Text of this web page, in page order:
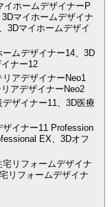
イホームデザイナーP
マイホームデザイナ
3Dマイホームデザイ
ムデザイナー14、3D
ナー12
アデザイナーNeo1
アデザイナーNeo2
ザイナー11、3D医療
イナー11 Profession
EX、3Dオフ
リフォームデザイナ
リフォームデザイナ